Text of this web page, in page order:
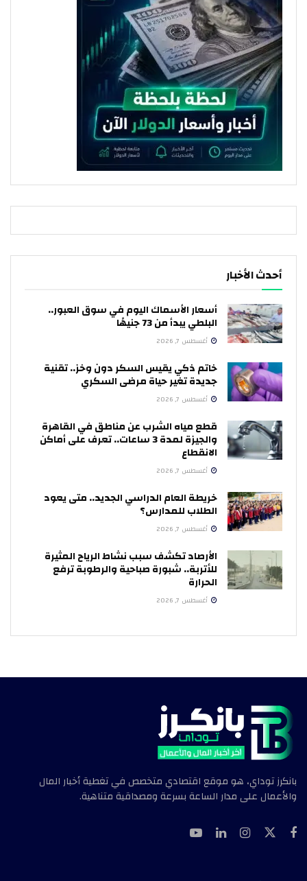
أحدث الأخبار
أسعار الأسماك اليوم في سوق العبور..
البلطي يبدأ من 73 جنيهًا
أغسطس 7, 2026
خاتم ذكي يقيس السكر دون وخز.. تقنية
جديدة تغير حياة مرضى السكري
أغسطس 7, 2026
قطع مياه الشرب عن مناطق في القاهرة
والجيزة لمدة 3 ساعات.. تعرف على أماكن
الانقطاع
أغسطس 7, 2026
خريطة العام الدراسي الجديد.. متى يعود
الطلاب للمدارس؟
أغسطس 7, 2026
الأرصاد تكشف سبب نشاط الرياح المثيرة
للأتربة.. شبورة صباحية والرطوبة ترفع
الحرارة
أغسطس 7, 2026
بانكرز توداي، هو موقع اقتصادي متخصص في تغطية أخبار المال
والأعمال على مدار الساعة بسرعة ومصداقية متناهية.